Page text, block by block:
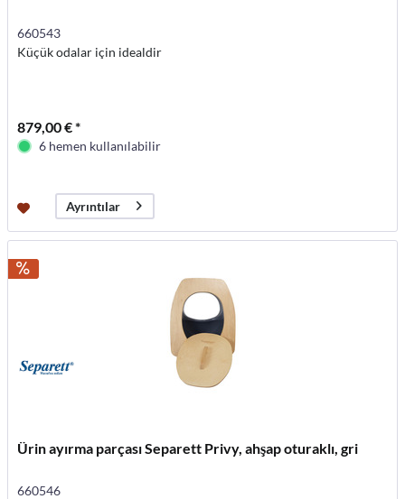
660543
Küçük odalar için idealdir
879,00 € *
6 hemen kullanılabilir
Ayrıntılar
Ürin ayırma parçası Separett Privy, ahşap oturaklı, gri
660546